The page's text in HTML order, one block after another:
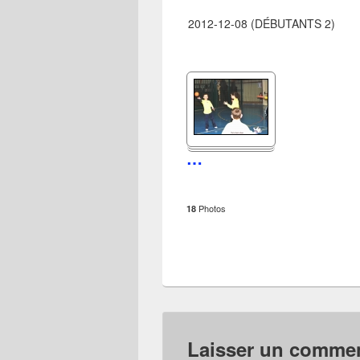
2012-12-08 (DÉBUTANTS 2)
…
18 Photos
Laisser un